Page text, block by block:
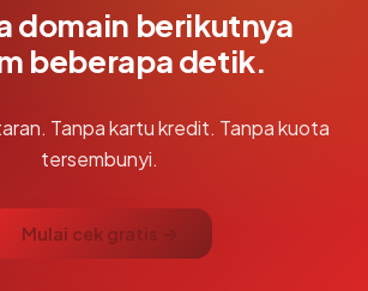
domain berikutnya
beberapa detik.
Tanpa kartu kredit. Tanpa kuota
tersembunyi.
Mulai cek gratis →